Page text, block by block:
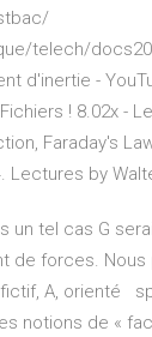
telech/
d'inertie -
! 8.02x -
Faraday's
Lectures by
un tel cas G
de forces. Nous
fictif, A, orienté
notions de «